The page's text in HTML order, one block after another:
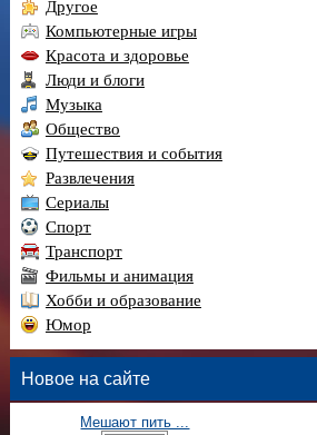
Другое
Компьютерные игры
Красота и здоровье
Люди и блоги
Музыка
Общество
Путешествия и события
Развлечения
Сериалы
Спорт
Транспорт
Фильмы и анимация
Хобби и образование
Юмор
Новое на сайте
Мешают пить ...